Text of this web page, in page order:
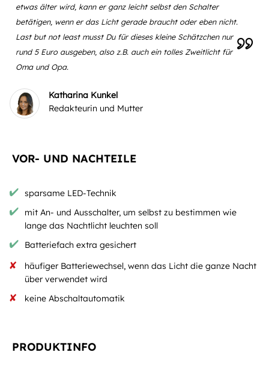
etwas älter wird, kann er ganz leicht selbst den Schalter
betätigen, wenn er das Licht gerade braucht oder eben nicht.
Last but not least musst Du für dieses kleine Schätzchen nur
rund 5 Euro ausgeben, also z.B. auch ein tolles Zweitlicht für
Oma und Opa.
Katharina Kunkel
Redakteurin und Mutter
VOR- UND NACHTEILE
sparsame LED-Technik
mit An- und Ausschalter, um selbst zu bestimmen wie
lange das Nachtlicht leuchten soll
Batteriefach extra gesichert
häufiger Batteriewechsel, wenn das Licht die ganze Nacht
über verwendet wird
keine Abschaltautomatik
PRODUKTINFO